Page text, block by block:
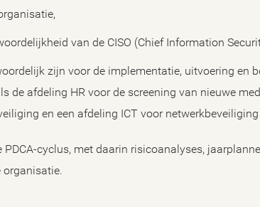
van de CISO (Chief Information
zijn voor de implementatie, uitvoering en
de afdeling HR voor de screening van nieuwe
en een afdeling ICT voor
cyclus, met daarin risicoanalyses,
organisatie.